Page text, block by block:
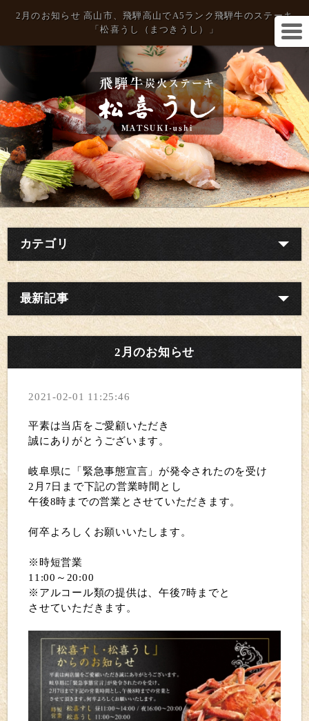
2月のお知らせ 高山市、飛騨高山でA5ランク飛騨牛のステーキ
「松喜うし（まつきうし）」
カテゴリ
最新記事
2月のお知らせ
2021-02-01 11:25:46
平素は当店をご愛顧いただき
誠にありがとうございます。
岐阜県に「緊急事態宣言」が発令されたのを受け
2月7日まで下記の営業時間とし
午後8時までの営業とさせていただきます。
何卒よろしくお願いいたします。
※時短営業
11:00～20:00
※アルコール類の提供は、午後7時までと
させていただきます。